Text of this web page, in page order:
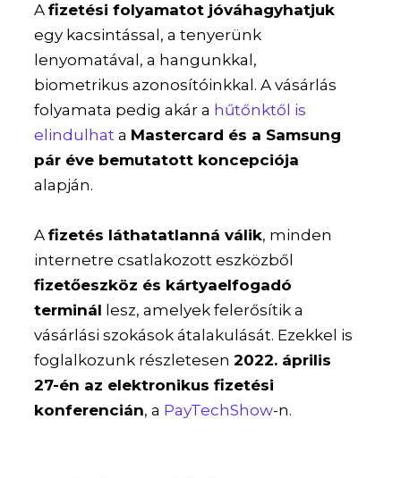
Afizetési folyamatot jóváhagyhatjuk
egy kacsintással, a tenyerünk
lenyomatával, a hangunkkal,
biometrikus azonosítóinkkal. A vásárlás
folyamata pedig akár a hűtőnktől is
elindulhat a Mastercard és a Samsung
pár éve bemutatott koncepciója
alapján.
Afizetés láthatatlanná válik, minden
internetre csatlakozott eszközből
fizetőeszköz és kártyaelfogadó
terminál lesz, amelyek felerősítik a
vásárlási szokások átalakulását. Ezekkel is
foglalkozunk részletesen2022. április
27-én az elektronikus fizetési
konferencián, a PayTechShow-n.